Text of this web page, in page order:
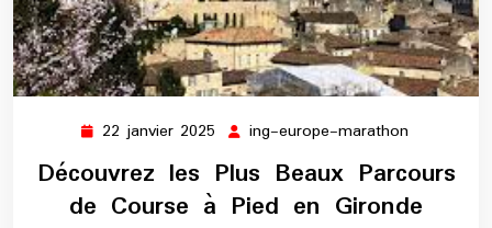
22 janvier 2025 22
janvier
2025
ing-europe-marathon
marathon
Découvrez les Plus Beaux Parcours
de Course à Pied en Gironde